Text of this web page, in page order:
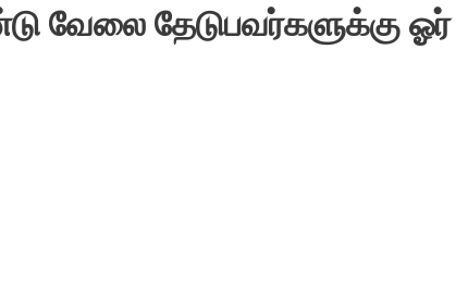
வேலை தேடுபவர்களுக்கு ஓர்